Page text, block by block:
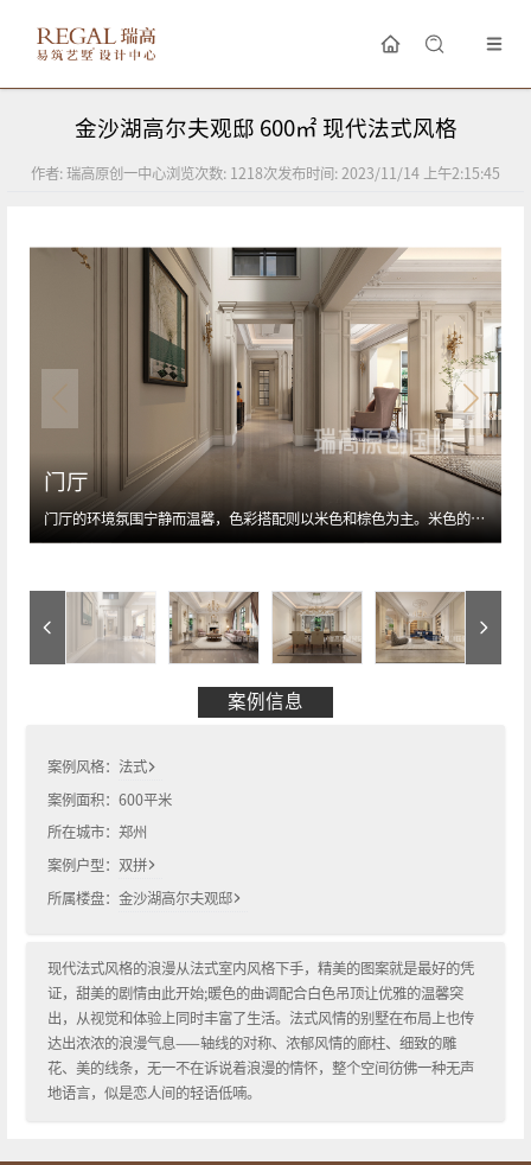
金沙湖高尔夫观邸 600㎡ 现代法式风格
作者: 瑞高原创一中心浏览次数: 1218次发布时间: 2023/11/14 上午2:15:45
门厅
门厅的环境氛围宁静而温馨，色彩搭配则以米色和棕色为主。米色的墙面和棕色的瓷砖地面构成了简洁而优雅的背景，给人一种舒适的感觉。
案例信息
案例风格： 法式
案例面积：600平米
所在城市：郑州
案例户型： 双拼
所属楼盘：金沙湖高尔夫观邸
现代法式风格的浪漫从法式室内风格下手，精美的图案就是最好的凭
证，甜美的剧情由此开始;暖色的曲调配合白色吊顶让优雅的温馨突
出，从视觉和体验上同时丰富了生活。法式风情的别墅在布局上也传
达出浓浓的浪漫气息——轴线的对称、浓郁风情的廊柱、细致的雕
花、美的线条，无一不在诉说着浪漫的情怀，整个空间彷佛一种无声
地语言，似是恋人间的轻语低喃。